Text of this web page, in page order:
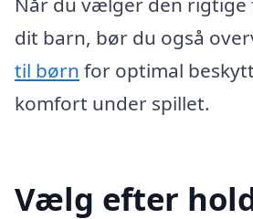
dit barn, bør du også
til børn for optimal
komfort under spillet.
Vælg efter